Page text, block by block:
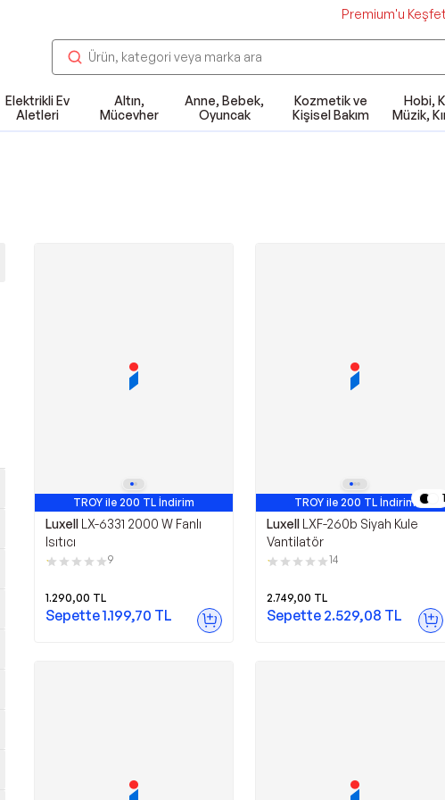
Premium'u Keşfet
Elektrikli Ev
Aletleri
Altın,
Mücevher
Anne, Bebek,
Oyuncak
Kozmetik ve
Kişisel Bakım
Hobi,
Müzik,
TROY ile 200 TL İndirim
Luxell LX-6331 2000 W Fanlı
Isıtıcı
9
1.290,00 TL
Sepette1.199,70 TL
TROY ile 200 TL İndirim 1
Luxell LXF-260b Siyah Kule
Vantilatör
14
2.749,00 TL
Sepette 2.529,08 TL